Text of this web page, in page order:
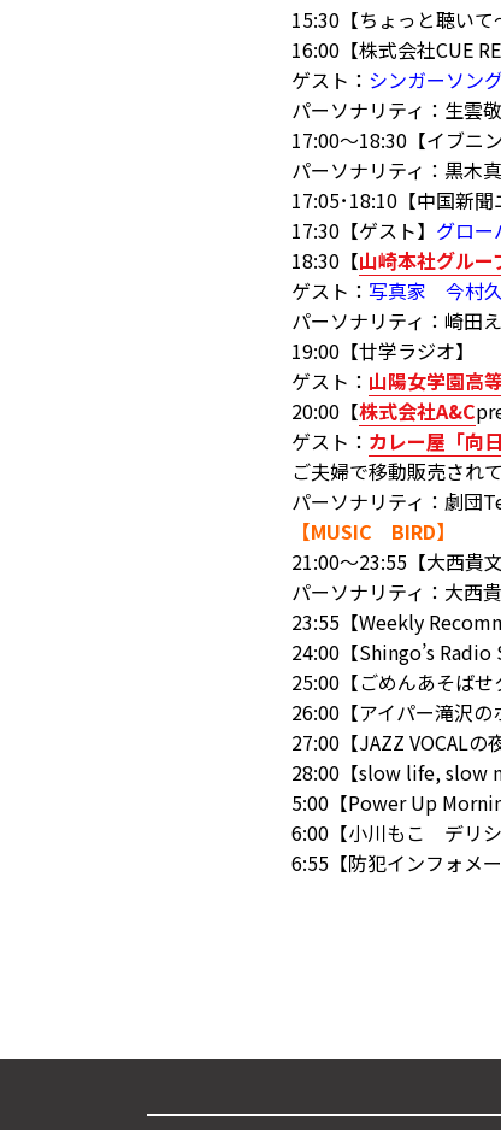
15:30【ちょっと聴いて
16:00【株式会社CUE
ゲスト： シンガーソン
パーソナリティ：生雲
17:00～18:30【イブニ
パーソナリティ：黒木
17:05･18:10【中国新聞
17:30【ゲスト】 グロー
18:30【山崎本社グルー
ゲスト： 写真家 今村
パーソナリティ：崎田
19:00【廿学ラジオ】
ゲスト： 山陽女学園高
20:00【株式会社A&C
ゲスト： カレー屋「向日
ご夫婦で移動販売され
パーソナリティ：劇団
【MUSIC BIRD】
21:00～23:55【大西貴
パーソナリティ：大西
23:55【Weekly
24:00【Shingo’s Radio
25:00【ごめんあそばせ
26:00【アイパー滝沢の
27:00【JAZZ VOCALの
28:00【slow life, slow
5:00【Power Up
6:00【小川もこ デリシ
6:55【防犯インフォメー